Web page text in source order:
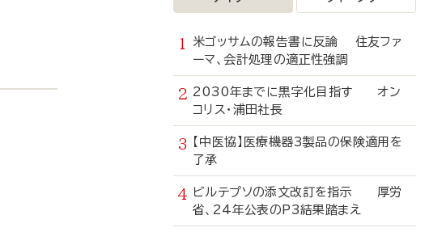
米ゴッサムの報告書に反論 住友ファ
ーマ、会計処理の適正性強調
2030年までに黒字化目指す オン
コリス・浦田社長
【中医協】医療機器3製品の保険適用を
了承
ビルテプソの添文改訂を指示 厚労
省、24年公表のP3結果踏まえ